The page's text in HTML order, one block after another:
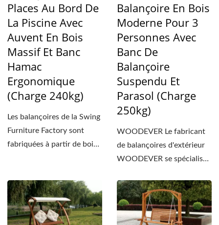
Places Au Bord De
La Piscine Avec
Auvent En Bois
Massif Et Banc
Hamac
Ergonomique
(Charge 240kg)
Les balançoires de la Swing
Furniture Factory sont
fabriquées à partir de bois
Balançoire En Bois
Moderne Pour 3
Personnes Avec
Banc De
Balançoire
Suspendu Et
Parasol (Charge
250kg)
WOODEVER Le fabricant
de balançoires d'extérieur
WOODEVER se spécialise